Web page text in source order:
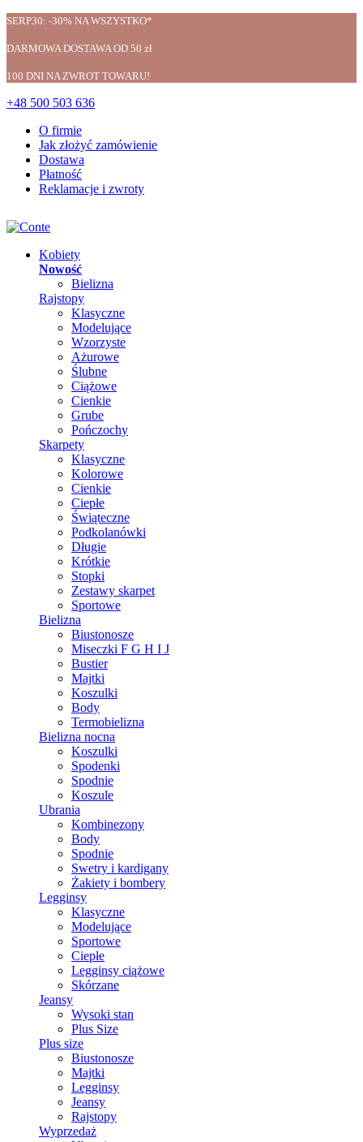
SERP30: -30% NA WSZYSTKO*
DARMOWA DOSTAWA OD 50 zł
100 DNI NA ZWROT TOWARU!
+48 500 503 636
O firmie
Jak złożyć zamówienie
Dostawa
Płatność
Reklamacje i zwroty
Kobiety
Nowość
Bielizna
Rajstopy
Klasyczne
Modelujące
Wzorzyste
Ażurowe
Ślubne
Ciążowe
Cienkie
Grube
Pończochy
Skarpety
Klasyczne
Kolorowe
Cienkie
Ciepłe
Świąteczne
Podkolanówki
Długie
Krótkie
Stopki
Zestawy skarpet
Sportowe
Bielizna
Biustonosze
Miseczki F G H I J
Bustier
Majtki
Koszulki
Body
Termobielizna
Bielizna nocna
Koszulki
Spodenki
Spodnie
Koszule
Ubrania
Kombinezony
Body
Spodnie
Swetry i kardigany
Żakiety i bombery
Legginsy
Klasyczne
Modelujące
Sportowe
Ciepłe
Legginsy ciążowe
Skórzane
Jeansy
Wysoki stan
Plus Size
Plus size
Biustonosze
Majtki
Legginsy
Jeansy
Rajstopy
Wyprzedaż